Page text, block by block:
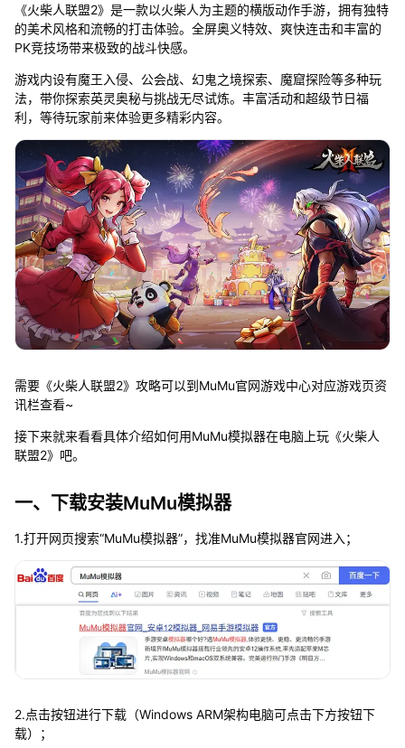
《火柴人联盟2》是一款以火柴人为主题的横版动作手游，拥有独特
的美术风格和流畅的打击体验。全屏奥义特效、爽快连击和丰富的
PK竞技场带来极致的战斗快感。
游戏内设有魔王入侵、公会战、幻鬼之境探索、魔窟探险等多种玩
法，带你探索英灵奥秘与挑战无尽试炼。丰富活动和超级节日福
利，等待玩家前来体验更多精彩内容。
需要《火柴人联盟2》攻略可以到MuMu官网游戏中心对应游戏页资
讯栏查看~
接下来就来看看具体介绍如何用MuMu模拟器在电脑上玩《火柴人
联盟2》吧。
一、下载安装MuMu模拟器
1.打开网页搜索“MuMu模拟器”，找准MuMu模拟器官网进入；
2.点击按钮进行下载（Windows ARM架构电脑可点击下方按钮下
载）；